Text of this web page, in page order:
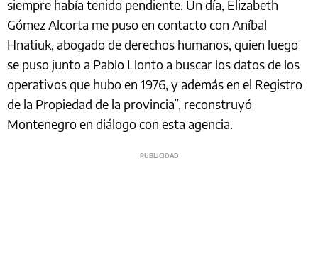
siempre había tenido pendiente. Un día, Elizabeth
Gómez Alcorta me puso en contacto con Aníbal
Hnatiuk, abogado de derechos humanos, quien luego
se puso junto a Pablo Llonto a buscar los datos de los
operativos que hubo en 1976, y además en el Registro
de la Propiedad de la provincia”, reconstruyó
Montenegro en diálogo con esta agencia.